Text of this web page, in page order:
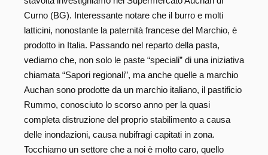
Curno (BG). Interessante notare che il burro e molti
latticini, nonostante la paternità francese del Marchio, è
prodotto in Italia. Passando nel reparto della pasta,
vediamo che, non solo le paste “speciali” di una iniziativa
chiamata “Sapori regionali”, ma anche quelle a marchio
Auchan sono prodotte da un marchio italiano, il pastificio
Rummo, conosciuto lo scorso anno per la quasi
completa distruzione del proprio stabilimento a causa
delle inondazioni, causa nubifragi capitati in zona.
Tocchiamo un settore che a noi è molto caro, quello